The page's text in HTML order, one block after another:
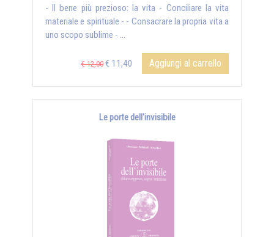
- Il bene più prezioso: la vita - Conciliare la vita
materiale e spirituale - - Consacrare la propria vita a
uno scopo sublime - ...
€ 12,00 € 11,40 Aggiungi al carrello
Le porte dell'invisibile